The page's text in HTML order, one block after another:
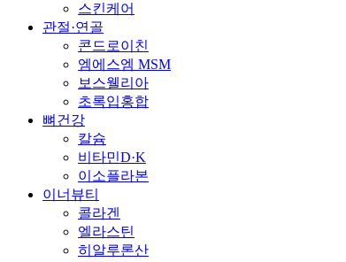
스킨케어
관절·연골
콘드로이친
엠에스엠 MSM
보스웰리아
초록입홍합
뼈건강
칼슘
비타민D·K
이소플라본
이너뷰티
콜라겐
엘라스틴
히알루론산